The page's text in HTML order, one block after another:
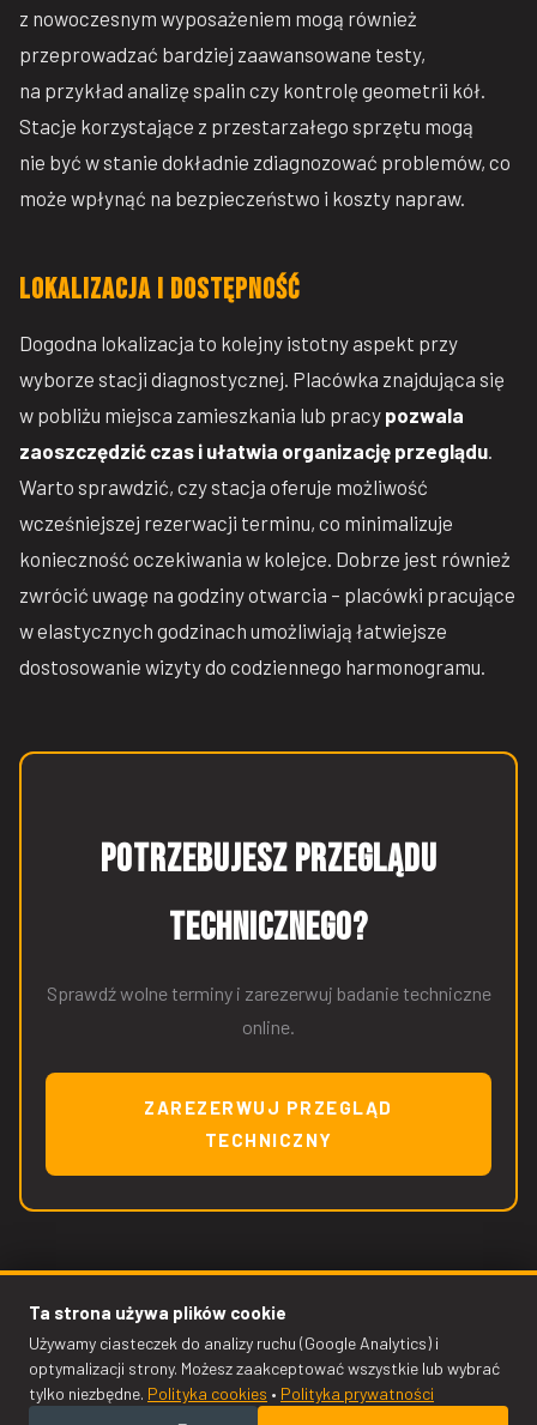
z nowoczesnym wyposażeniem mogą również
przeprowadzać bardziej zaawansowane testy,
na przykład analizę spalin czy kontrolę geometrii kół.
Stacje korzystające z przestarzałego sprzętu mogą
nie być w stanie dokładnie zdiagnozować problemów, co
może wpłynąć na bezpieczeństwo i koszty napraw.
Lokalizacja i dostępność
Dogodna lokalizacja to kolejny istotny aspekt przy
wyborze stacji diagnostycznej. Placówka znajdująca się
w pobliżu miejsca zamieszkania lub pracy pozwala
zaoszczędzić czas i ułatwia organizację przeglądu.
Warto sprawdzić, czy stacja oferuje możliwość
wcześniejszej rezerwacji terminu, co minimalizuje
konieczność oczekiwania w kolejce. Dobrze jest również
zwrócić uwagę na godziny otwarcia – placówki pracujące
w elastycznych godzinach umożliwiają łatwiejsze
dostosowanie wizyty do codziennego harmonogramu.
Potrzebujesz przeglądu
technicznego?
Sprawdź wolne terminy i zarezerwuj badanie techniczne
online.
ZAREZERWUJ PRZEGLĄD
TECHNICZNY
© 2009–2026 KODO Auto Serwis — Kodo Krzysztof Drapiewski.
Wszelkie prawa zastrzeżone.
Ta strona używa plików cookie
Używamy ciasteczek do analizy ruchu (Google Analytics) i
optymalizacji strony. Możesz zaakceptować wszystkie lub wybrać
tylko niezbędne. Polityka cookies • Polityka prywatności